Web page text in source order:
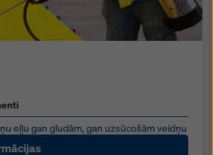
eļļu gan gludām, gan uzsūcošām veidņu
atdalīšanas iedarbība, un tās veido pie...